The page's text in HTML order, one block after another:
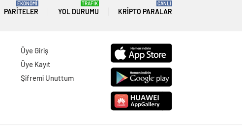
PARITELER
EKONOMİ
YOL DURUMU
TRAFİK
KRIPTO PARALAR
CANLI
Üye Giriş
Üye Kayıt
Şifremi Unuttum